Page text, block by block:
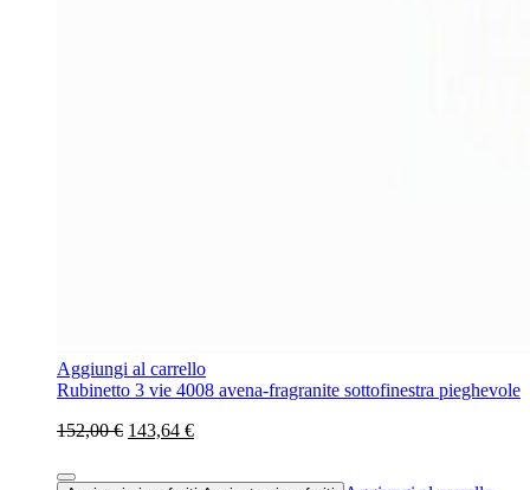
Aggiungi al carrello
Rubinetto 3 vie 4008 avena-fragranite sottofinestra pieghevole
152,00 € 143,64 €